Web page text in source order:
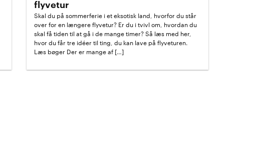
flyvetur
Skal du på sommerferie i et eksotisk land, hvorfor du står
over for en længere flyvetur? Er du i tvivl om, hvordan du
skal få tiden til at gå i de mange timer? Så læs med her,
hvor du får tre idéer til ting, du kan lave på flyveturen.
Læs bøger Der er mange af […]